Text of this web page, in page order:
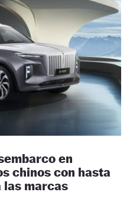
en
chinos con hasta
las marcas